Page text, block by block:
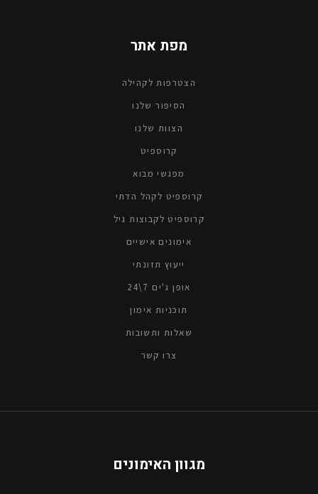
מפת אתר
הצטרפות לקהילה
הסיפור שלנו
הצוות שלנו
קרוספיטׁ
מפגשי מבוא
קרוספיט לקהל הדתי
קרוספיט לקבוצות גיל
אימונים אישיים
ייעוץ תזונתי
אופן ג'ים 7\24
תוכניות אימון
שאלות ותשובות
צרו קשר
מגוון האימונים